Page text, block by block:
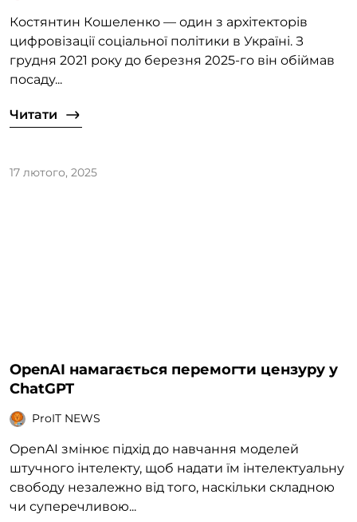
Костянтин Кошеленко — один з архітекторів
цифровізації соціальної політики в Україні. З
грудня 2021 року до березня 2025-го він обіймав
посаду...
Читати
17 лютого, 2025
OpenAI намагається перемогти цензуру у
ChatGPT
ProIT NEWS
OpenAI змінює підхід до навчання моделей
штучного інтелекту, щоб надати їм інтелектуальну
свободу незалежно від того, наскільки складною
чи суперечливою...